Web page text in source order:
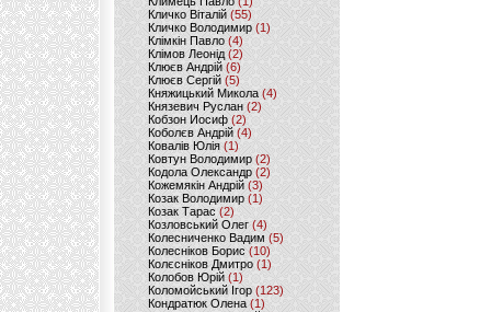
Кличко Віталій(55)
Кличко Володимир (1)
Клімкін Павло (4)
Клімов Леонід(2)
Клюєв Андрій(6)
Клюєв Сергій (5)
Княжицький Микола(4)
Князевич Руслан (2)
Кобзон Иосиф(2)
Коболєв Андрій (4)
Ковалів Юлія(1)
Ковтун Володимир (2)
Кодола Олександр (2)
Кожемякін Андрій (3)
Козак Володимир (1)
Козак Тарас (2)
Козловський Олег(4)
Колесниченко Вадим (5)
Колесніков Борис (10)
Колєсніков Дмитро (1)
Колобов Юрій (1)
Коломойський Ігор (123)
Кондратюк Олена(1)